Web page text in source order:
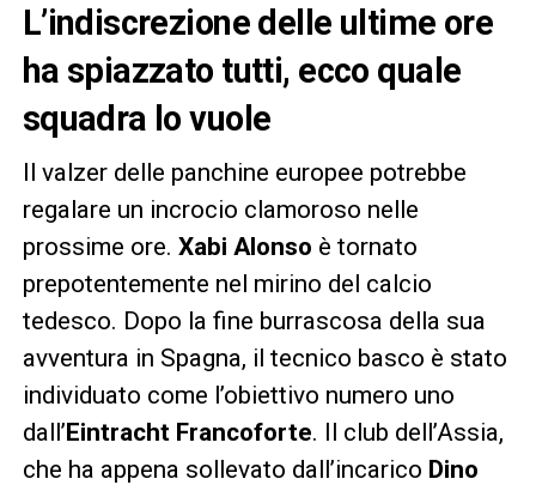
L’indiscrezione delle ultime ore
ha spiazzato tutti, ecco quale
squadra lo vuole
Il valzer delle panchine europee potrebbe
regalare un incrocio clamoroso nelle
prossime ore. Xabi Alonso è tornato
prepotentemente nel mirino del calcio
tedesco. Dopo la fine burrascosa della sua
avventura in Spagna, il tecnico basco è stato
individuato come l’obiettivo numero uno
dall’Eintracht Francoforte. Il club dell’Assia,
che ha appena sollevato dall’incarico Dino